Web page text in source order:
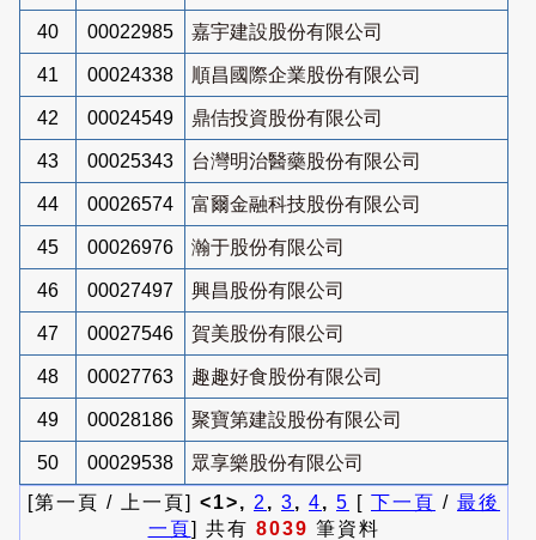
40 00022985 嘉宇建設股份有限公司
41 00024338 順昌國際企業股份有限公司
42 00024549 鼎佶投資股份有限公司
43 00025343 台灣明治醫藥股份有限公司
44 00026574 富爾金融科技股份有限公司
45 00026976 瀚于股份有限公司
46 00027497 興昌股份有限公司
47 00027546 賀美股份有限公司
48 00027763 趣趣好食股份有限公司
49 00028186 聚寶第建設股份有限公司
50 00029538
眾享樂股份有限公司
[第一頁 / 上一頁] <1>, 2 , 3, 4, 5 [ 下一頁 / 最後
一頁] 共有 8039 筆資料